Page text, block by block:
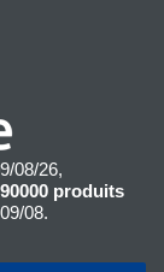
08/26,
produits
08.